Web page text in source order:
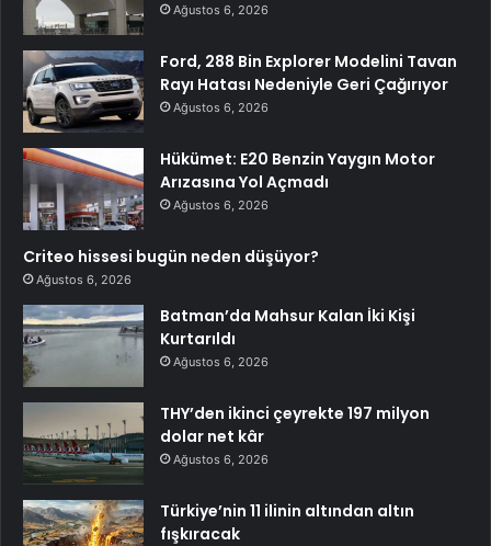
Ağustos 6, 2026
Ford, 288 Bin Explorer Modelini Tavan
Rayı Hatası Nedeniyle Geri Çağırıyor
Ağustos 6, 2026
Hükümet: E20 Benzin Yaygın Motor
Arızasına Yol Açmadı
Ağustos 6, 2026
Criteo hissesi bugün neden düşüyor?
Ağustos 6, 2026
Batman’da Mahsur Kalan İki Kişi
Kurtarıldı
Ağustos 6, 2026
THY’den ikinci çeyrekte 197 milyon
dolar net kâr
Ağustos 6, 2026
Türkiye’nin 11 ilinin altından altın
fışkıracak